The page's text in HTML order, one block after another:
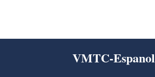
VMTC-Espanol